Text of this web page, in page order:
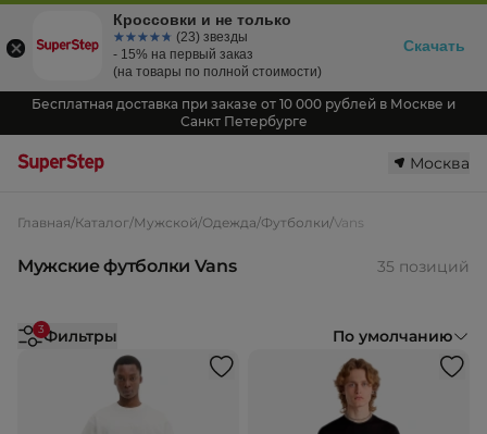
Бесплатная доставка при заказе от 10 000 рублей в Москве и
Санкт Петербурге
Москва
Главная/Каталог/Мужской/Одежда/Футболки/Vans
Мужские футболки Vans 35 позиций
3Фильтры По умолчанию
Кроссовки и не только
☆☆☆☆☆
★★★★★ (23) звезды
- 15% на первый заказ
(на товары по полной стоимости)
Скачать